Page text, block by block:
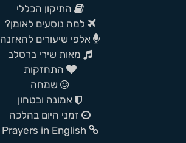
התיקון הכללי
למה נוסעים לאומן?
אלפי שיעורים להאזנה
מאות שירי ברסלב
התחזקות
שמחה
אמונה ובטחון
זמני היום בהלכה
Prayers in English